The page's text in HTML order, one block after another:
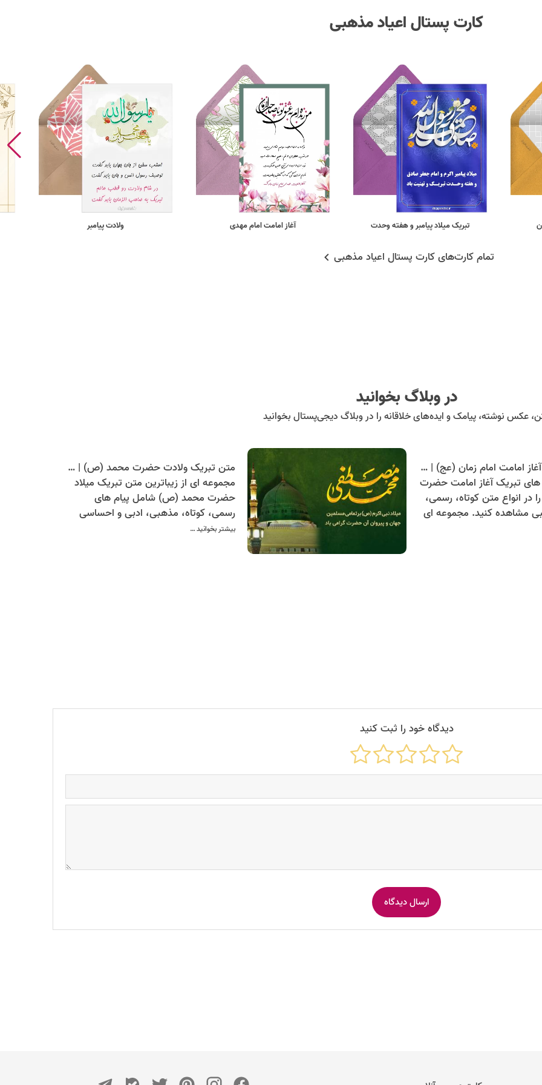
کارت پستال اعیاد مذهبی
تبریک میلاد پیامبر و هفته وحدت آغاز امامت امام مهدی ولادت پیامبر
تمام کارت‌های کارت پستال اعیاد مذهبی
در وبلاگ بخوانید
عکس نوشته، پیامک و ایده‌های خلاقانه را در وبلاگ دیجی‌پستال بخوانید
متن تبریک آغاز امامت امام زمان (عج) | گلچین متن های کوتاه، رسمی و دلنشین
های تبریک آغاز امامت حضرت
در انواع متن کوتاه، رسمی،
مشاهده کنید. مجموعه ای
برای تبریک این مناسبت به
متن تبریک ولادت حضرت محمد (ص) | پیام های کوتاه، خاص و دلنشین
مجموعه ای از زیباترین متن تبریک میلاد
حضرت محمد (ص) شامل پیام های
رسمی، کوتاه، مذهبی، ادبی و احساسی
برای دوستان و خانواده، پیامک تبریک
بیشتر بخوانید …
دیدگاه خود را ثبت کنید